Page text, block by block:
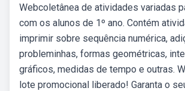
Webcoletânea de atividades variadas
com os alunos de 1º ano. Contém
imprimir sobre sequência numérica,
probleminhas, formas geométricas,
gráficos, medidas de tempo e outras.
lote promocional liberado! Garanta o